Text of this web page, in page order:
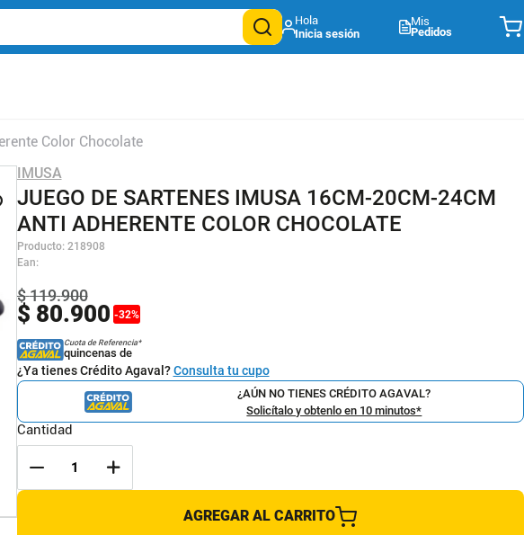
Mis
Pedidos
Color Chocolate
IMUSA
JUEGO DE SARTENES IMUSA 16CM-20CM-24CM
ANTI ADHERENTE COLOR CHOCOLATE
Producto: 218908
Ean:
$ 80.900 -32%
$119.900
Cuota de Referencia*
quincenas de
¿Ya tienes Crédito Agaval?Consulta tu cupo
¿AÚN NO TIENES CRÉDITO AGAVAL?
Solicítalo y obtenlo en 10 minutos*
Cantidad
AGREGAR AL CARRITO